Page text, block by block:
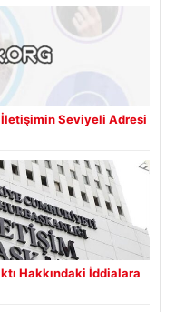
Seviyeli Adresi
Hakkındaki İddialara